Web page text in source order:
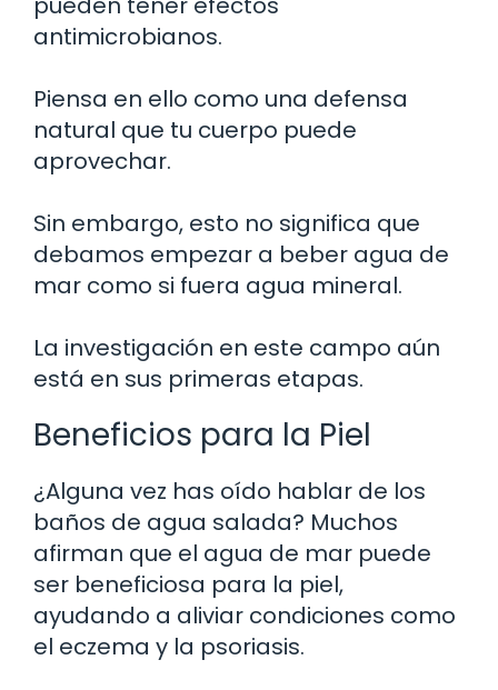
antimicrobianos.
Piensa en ello como una defensa
natural que tu cuerpo puede
aprovechar.
Sin embargo, esto no significa que
debamos empezar a beber agua de
mar como si fuera agua mineral.
La investigación en este campo aún
está en sus primeras etapas.
Beneficios para la Piel
¿Alguna vez has oído hablar de los
baños de agua salada? Muchos
afirman que el agua de mar puede
ser beneficiosa para la piel,
ayudando a aliviar condiciones como
el eczema y la psoriasis.